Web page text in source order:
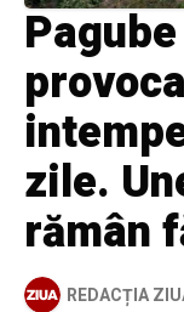
zile.
rămân
REDACȚIA